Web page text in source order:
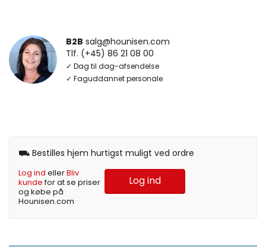
B2B salg@hounisen.com
Tlf. (+45) 86 21 08 00
✓ Dag til dag-afsendelse
✓ Faguddannet personale
⛟ Bestilles hjem hurtigst muligt ved ordre
Log ind ellerBliv
kundefor at se priser
og købe på
Hounisen.com
Log ind